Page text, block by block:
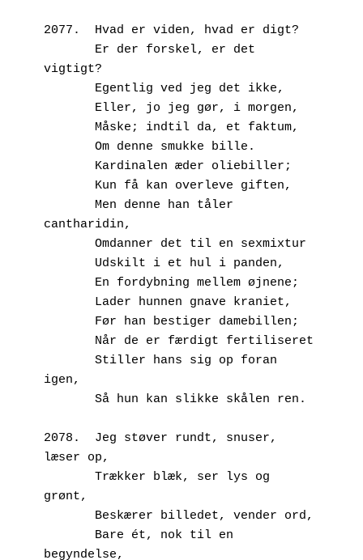
2077.  Hvad er viden, hvad er digt?
vigtigt?
       Egentlig ved jeg det ikke,
       Eller, jo jeg gør, i morgen,
       Måske; indtil da, et faktum,
       Om denne smukke bille.
       Kardinalen æder oliebiller;
       Kun få kan overleve giften,
cantharidin,
       Omdanner det til en sexmixtur
       Udskilt i et hul i panden,
       En fordybning mellem øjnene;
       Lader hunnen gnave kraniet,
       Før han bestiger damebillen;
       Når de er færdigt fertiliseret
igen,
       Så hun kan slikke skålen ren.
2078.  Jeg støver rundt, snuser,
læser op,
grønt,
       Beskærer billedet, vender ord,
begyndelse,